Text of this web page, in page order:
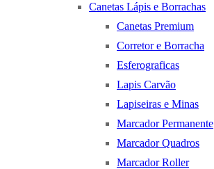
Canetas Lápis e Borrachas
Canetas Premium
Corretor e Borracha
Esferograficas
Lapis Carvão
Lapiseiras e Minas
Marcador Permanente
Marcador Quadros
Marcador Roller